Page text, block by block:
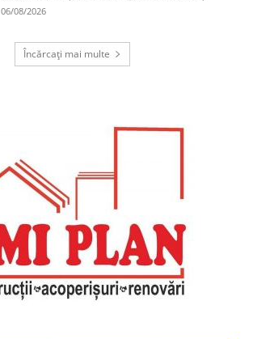
06/08/2026
Încărcați mai multe